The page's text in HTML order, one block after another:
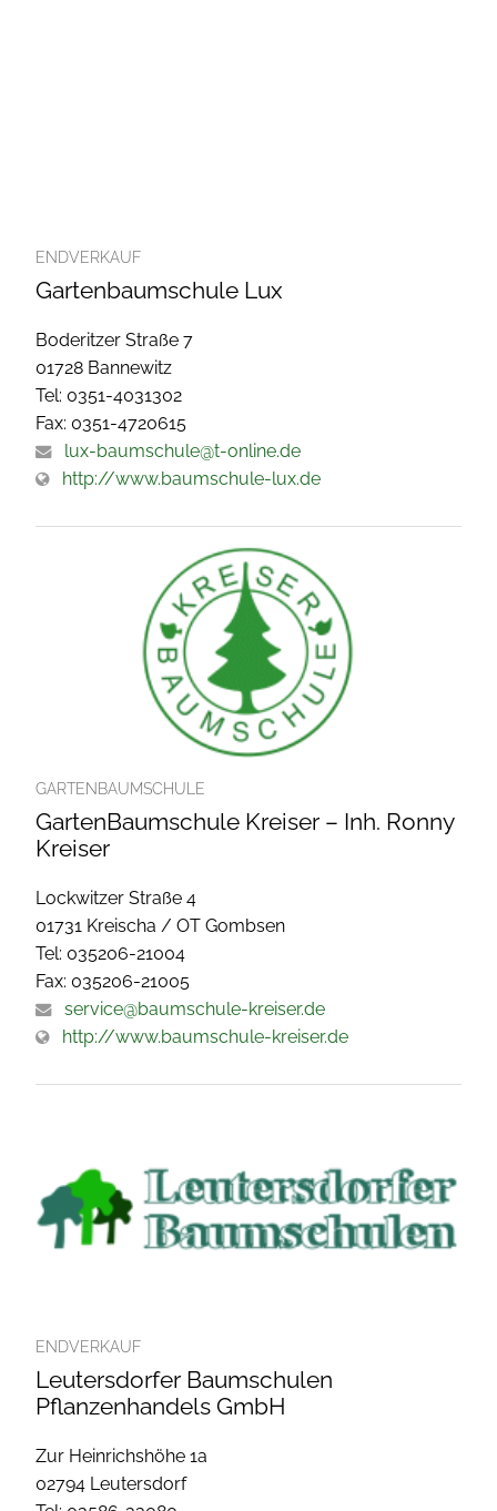
ENDVERKAUF
Gartenbaumschule Lux
Boderitzer Straße 7
01728 Bannewitz
Tel: 0351-4031302
Fax: 0351-4720615
lux-baumschule@t-online.de
http://www.baumschule-lux.de
GARTENBAUMSCHULE
GartenBaumschule Kreiser – Inh. Ronny
Kreiser
Lockwitzer Straße 4
01731 Kreischa / OT Gombsen
Tel: 035206-21004
Fax: 035206-21005
service@baumschule-kreiser.de
http://www.baumschule-kreiser.de
ENDVERKAUF
Leutersdorfer Baumschulen
Pflanzenhandels GmbH
Zur Heinrichshöhe 1a
02794 Leutersdorf